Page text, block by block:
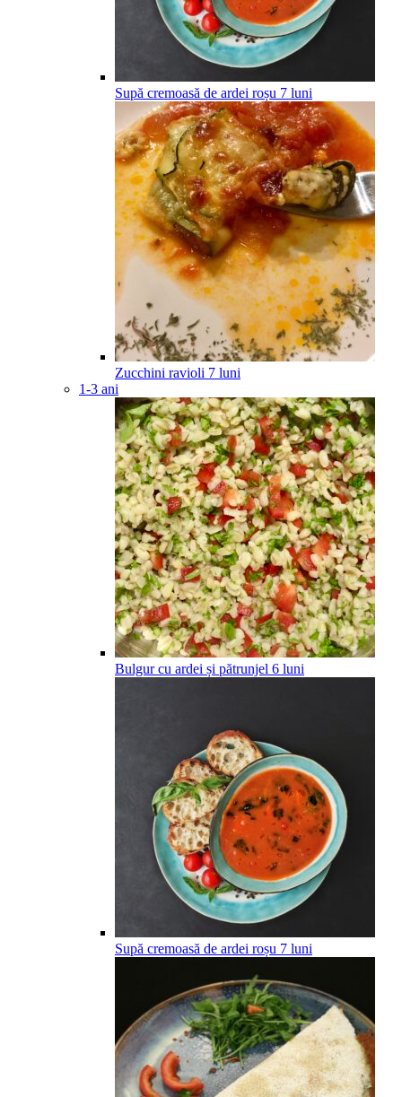
Supă cremoasă de ardei roșu 7 luni
Zucchini ravioli 7 luni
1-3 ani
Bulgur cu ardei și pătrunjel 6 luni
Supă cremoasă de ardei roșu 7 luni